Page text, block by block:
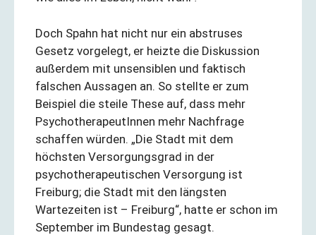
Doch Spahn hat nicht nur ein abstruses
Gesetz vorgelegt, er heizte die Diskussion
außerdem mit unsensiblen und faktisch
falschen Aussagen an. So stellte er zum
Beispiel die steile These auf, dass mehr
PsychotherapeutInnen mehr Nachfrage
schaffen würden. „Die Stadt mit dem
höchsten Versorgungsgrad in der
psychotherapeutischen Versorgung ist
Freiburg; die Stadt mit den längsten
Wartezeiten ist – Freiburg“, hatte er schon im
September im Bundestag gesagt.